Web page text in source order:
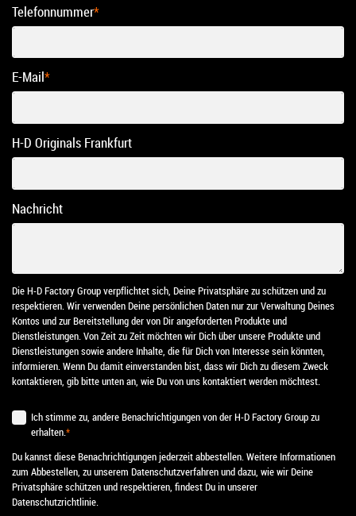
Telefonnummer*
E-Mail*
H-D Originals Frankfurt
Nachricht
Die H-D Factory Group verpflichtet sich, Deine Privatsphäre zu schützen und zu
respektieren. Wir verwenden Deine persönlichen Daten nur zur Verwaltung Deines
Kontos und zur Bereitstellung der von Dir angeforderten Produkte und
Dienstleistungen. Von Zeit zu Zeit möchten wir Dich über unsere Produkte und
Dienstleistungen sowie andere Inhalte, die für Dich von Interesse sein könnten,
informieren. Wenn Du damit einverstanden bist, dass wir Dich zu diesem Zweck
kontaktieren, gib bitte unten an, wie Du von uns kontaktiert werden möchtest.
Ich stimme zu, andere Benachrichtigungen von der H-D Factory Group zu
erhalten.*
Du kannst diese Benachrichtigungen jederzeit abbestellen. Weitere Informationen
zum Abbestellen, zu unserem Datenschutzverfahren und dazu, wie wir Deine
Privatsphäre schützen und respektieren, findest Du in unserer
Datenschutzrichtlinie.